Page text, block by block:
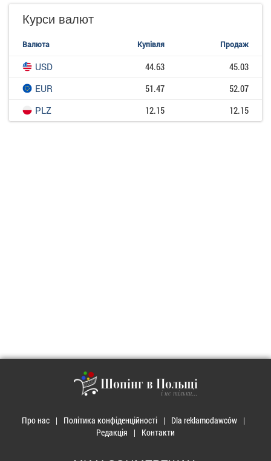
Курси валют
Валюта Купівля Продаж
USD 44.63
45.03
EUR
51.47
52.07
PLZ
12.15 12.15
Шопінг в Польщі
і не тільки...
Про нас Політика конфіденційності
Dla reklamodawców
Редакція
Контакти